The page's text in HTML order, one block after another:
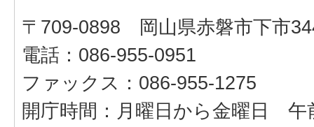
〒709-0898 岡山県赤磐市下市
電話：086-955-0951
ファックス：086-955-1275
開庁時間：月曜日から金曜日 午